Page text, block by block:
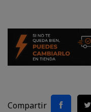
Compartir